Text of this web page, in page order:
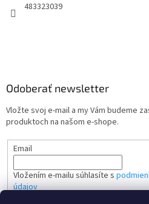
483323039
Odoberať newsletter
Vložte svoj e-mail a my Vám budeme
produktoch na našom e-shope.
Email
Vložením e-mailu súhlasíte s
údajov